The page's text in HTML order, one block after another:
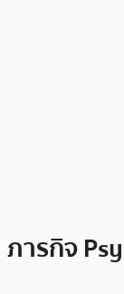
ภารกิจ